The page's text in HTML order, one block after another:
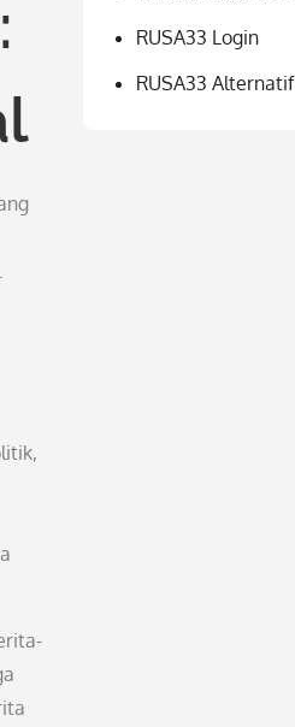
RUSA33 Login
RUSA33 Alternatif